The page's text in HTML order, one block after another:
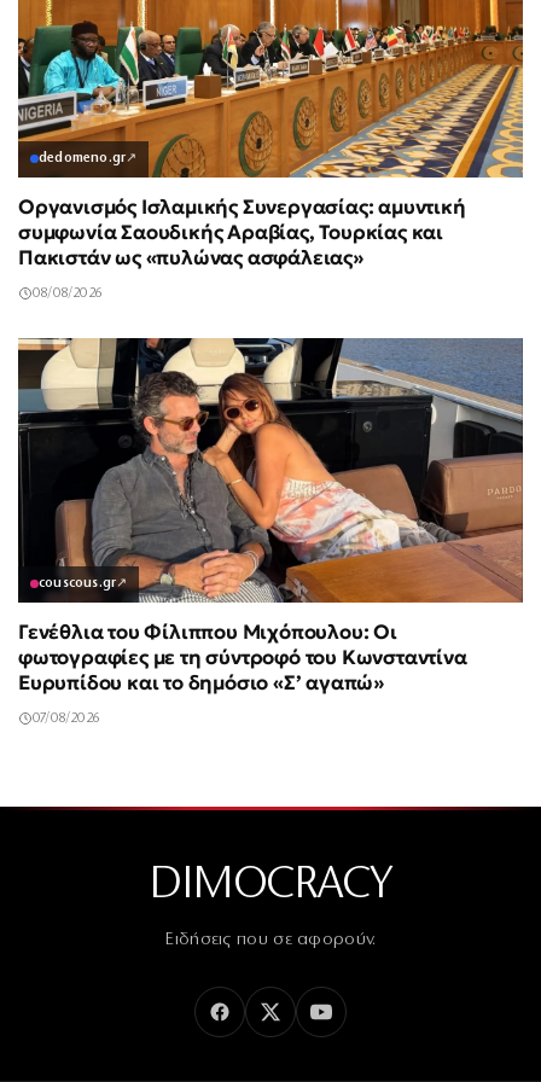
dedomeno.gr↗
Οργανισμός Ισλαμικής Συνεργασίας: αμυντική
συμφωνία Σαουδικής Αραβίας, Τουρκίας και
Πακιστάν ως «πυλώνας ασφάλειας»
08/08/2026
couscous.gr↗
Γενέθλια του Φίλιππου Μιχόπουλου: Οι
φωτογραφίες με τη σύντροφό του Κωνσταντίνα
Ευρυπίδου και το δημόσιο «Σ’ αγαπώ»
07/08/2026
DIMOCRACY
Ειδήσεις που σε αφορούν.